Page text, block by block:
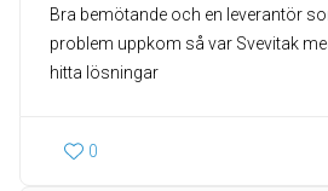
Bra bemötande och en leverantör
problem uppkom så var Svevitak
hitta lösningar
0